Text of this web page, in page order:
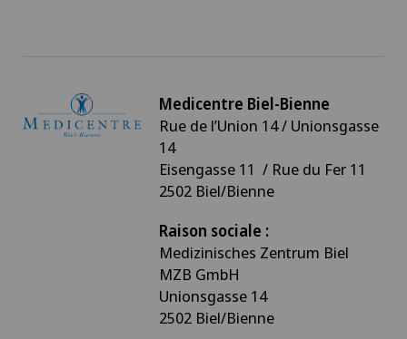
Medicentre Biel-Bienne
Rue de l’Union 14 / Unionsgasse
14
Eisengasse 11 / Rue du Fer 11
2502 Biel/Bienne
Raison sociale :
Medizinisches Zentrum Biel
MZB GmbH
Unionsgasse 14
2502 Biel/Bienne